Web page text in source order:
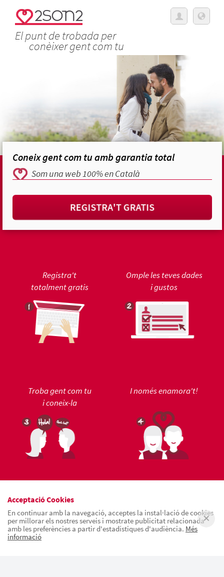
El punt de trobada per
conèixer gent com tu
Coneix gent com tu amb garantia total
Som una web 100% en Català
REGISTRA'T GRATIS
Registra't
totalment gratis
Omple les teves dades
i gustos
Troba gent com tu
i coneix-la
I només enamora't!
Acceptació Cookies
En continuar amb la navegació, acceptes la instal·lació de cookies
per millorar els nostres serveis i mostrate publicitat relacionada
amb les preferències a partir d'estadístiques d'audiència. Més
informació